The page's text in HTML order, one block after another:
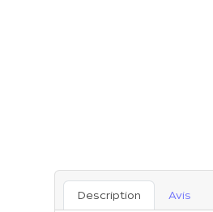
Description Avis